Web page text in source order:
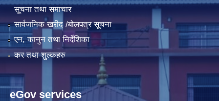
सूचना तथा समाचार
सार्वजनिक खरीद /बोलपत्र सूचना
एन, कानुन तथा निर्देशिका
कर तथा शुल्कहरु
eGov services